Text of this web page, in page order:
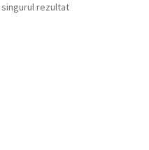
rezultat